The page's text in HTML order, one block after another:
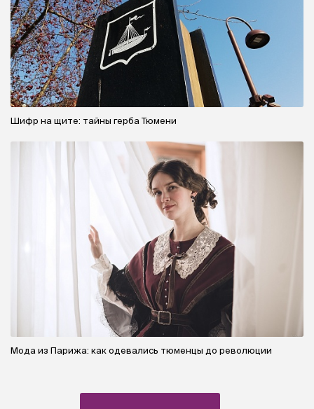
Шифр на щите: тайны герба Тюмени
Мода из Парижа: как одевались тюменцы до революции